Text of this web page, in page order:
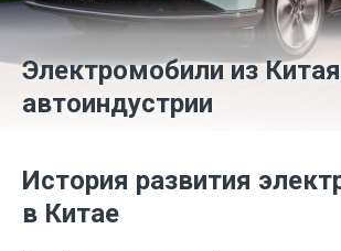
Электромобили из
автоиндустрии
История развития
в Китае